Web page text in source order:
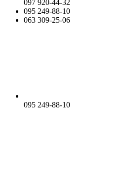
097 920-44-32
095 249-88-10
063 309-25-06
095 249-88-10